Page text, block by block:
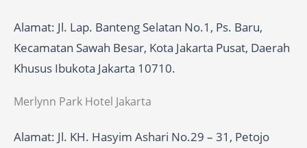
Alamat: Jl. Lap. Banteng Selatan No.1, Ps. Baru,
Kecamatan Sawah Besar, Kota Jakarta Pusat, Daerah
Khusus Ibukota Jakarta 10710.
Merlynn Park Hotel Jakarta
Alamat: Jl. KH. Hasyim Ashari No.29 – 31, Petojo